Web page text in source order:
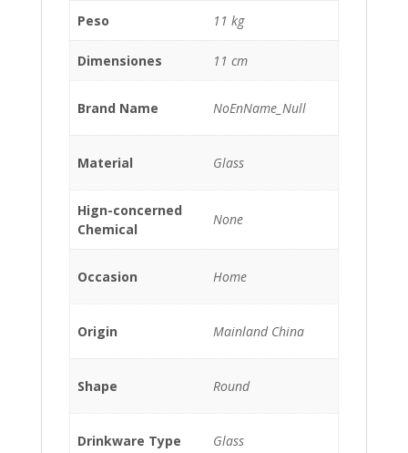
Peso 11 kg
Dimensiones 11 cm
Brand Name NoEnName_Null
Material Glass
Hign-concerned
Chemical
None
Occasion Home
Origin Mainland China
Shape Round
Drinkware Type Glass